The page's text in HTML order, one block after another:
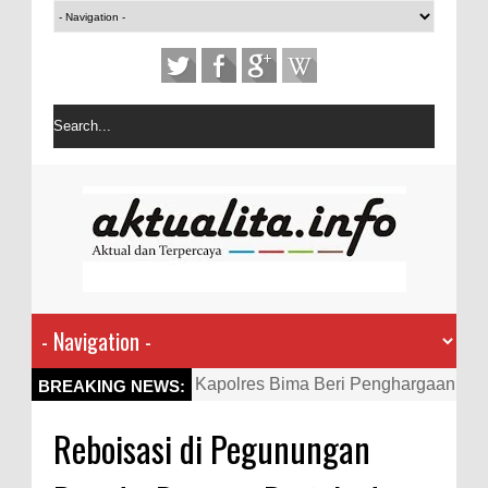
BREAKING NEWS:
Kapolres Bima Beri Penghargaan
Aktif Bantu Polisi Berantas
Reboisasi di Pegunungan